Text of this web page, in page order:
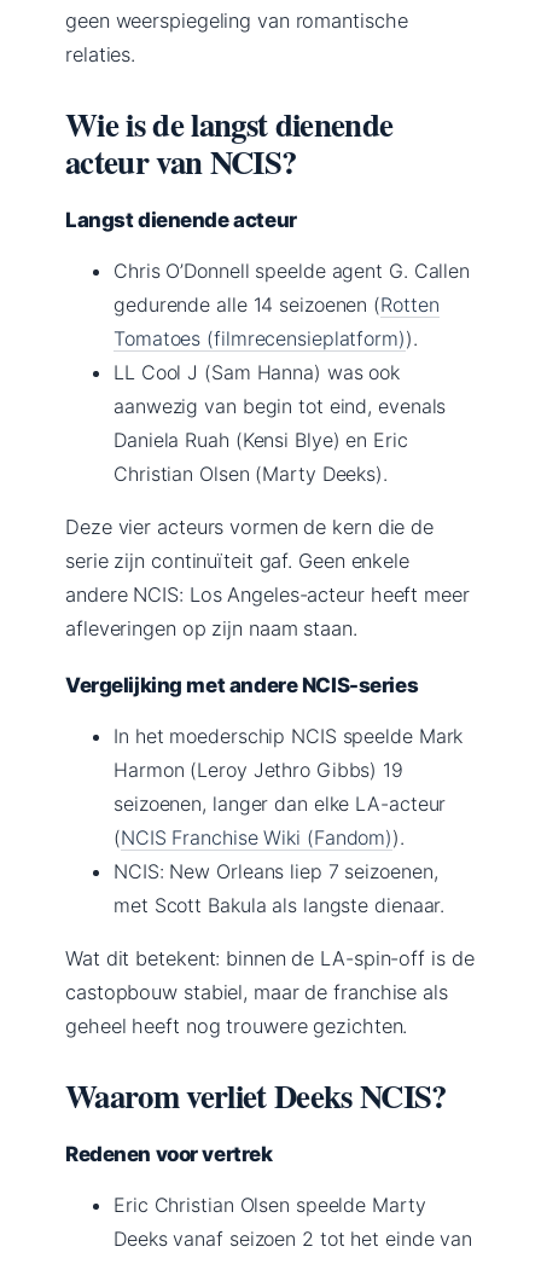
geen weerspiegeling van romantische
relaties.
Wie is de langst dienende
acteur van NCIS?
Langst dienende acteur
Chris O’Donnell speelde agent G. Callen
gedurende alle 14 seizoenen (Rotten
Tomatoes (filmrecensieplatform)).
LL Cool J (Sam Hanna) was ook
aanwezig van begin tot eind, evenals
Daniela Ruah (Kensi Blye) en Eric
Christian Olsen (Marty Deeks).
Deze vier acteurs vormen de kern die de
serie zijn continuïteit gaf. Geen enkele
andere NCIS: Los Angeles-acteur heeft meer
afleveringen op zijn naam staan.
Vergelijking met andere NCIS-series
In het moederschip NCIS speelde Mark
Harmon (Leroy Jethro Gibbs) 19
seizoenen, langer dan elke LA-acteur
(NCIS Franchise Wiki (Fandom)).
NCIS: New Orleans liep 7 seizoenen,
met Scott Bakula als langste dienaar.
Wat dit betekent: binnen de LA-spin-off is de
castopbouw stabiel, maar de franchise als
geheel heeft nog trouwere gezichten.
Waarom verliet Deeks NCIS?
Redenen voor vertrek
Eric Christian Olsen speelde Marty
Deeks vanaf seizoen 2 tot het einde van